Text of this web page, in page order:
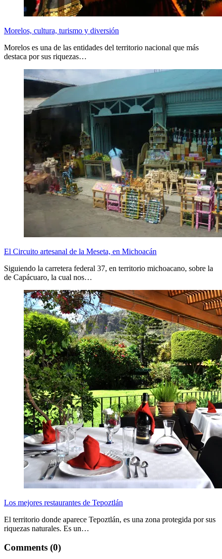
Morelos, cultura, turismo y diversión
Morelos es una de las entidades del territorio nacional que más
destaca por sus riquezas…
El Circuito artesanal de la Meseta, en Michoacán
Siguiendo la carretera federal 37, en territorio michoacano, sobre la
de Capácuaro, la cual nos…
Los mejores restaurantes de Tepoztlán
El territorio donde aparece Tepoztlán, es una zona protegida por sus
riquezas naturales. Es un…
Comments (0)